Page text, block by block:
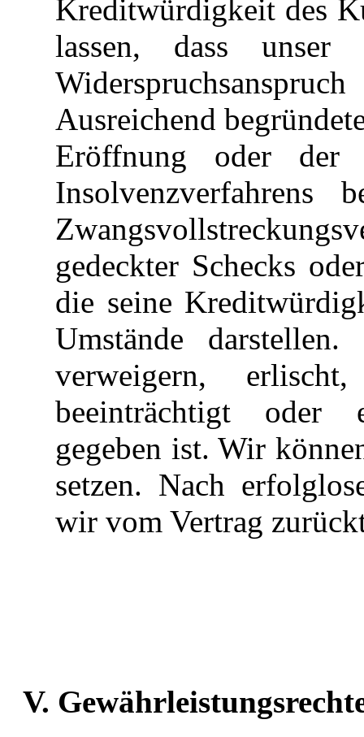
Kreditwürdigkeit des
lassen, dass unser
Ausreichend
Eröffnung oder der
Insolvenzverfahrens
gedeckter Schecks
die seine
Umstände
verweigern,
beeinträchtigt oder
gegeben ist. Wir
setzen. Nach
wir vom Vertrag
V.